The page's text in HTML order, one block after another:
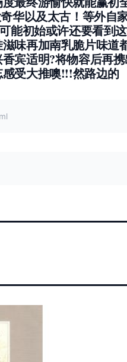
华以及太古！等外自
能初始或许还要看到
味再加南乳脆片味道
宾适明?将物容后再
受大推噢!!!然路边的